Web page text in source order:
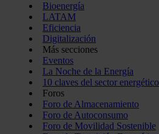
Bioenergía
LATAM
Eficiencia
Digitalización
Más secciones
Eventos
La Noche de la Energía
10 claves del sector energético
Foros
Foro de Almacenamiento
Foro de Autoconsumo
Foro de Movilidad Sostenible